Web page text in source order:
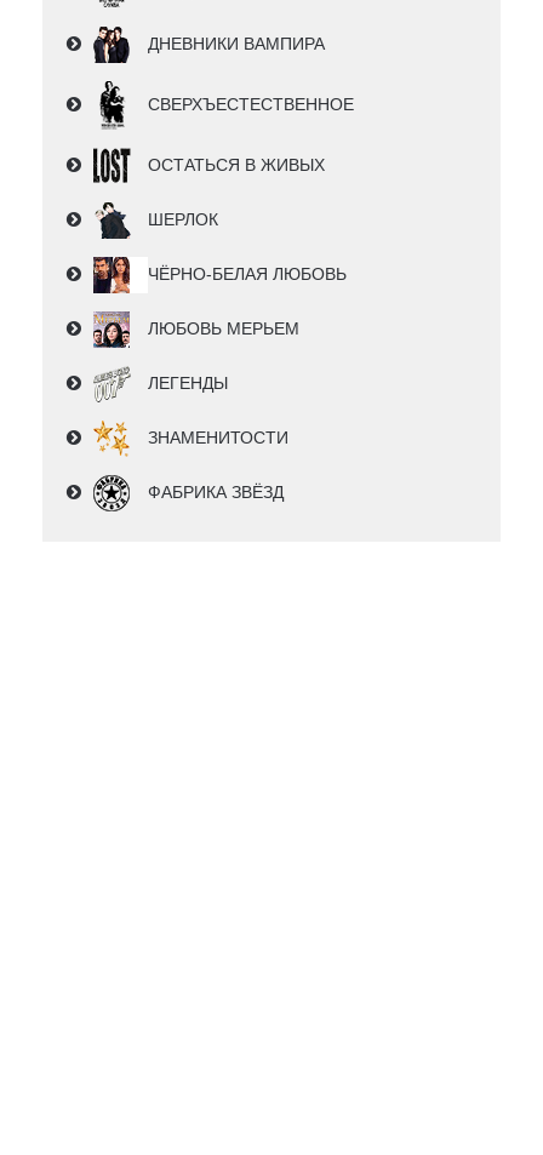
ДНЕВНИКИ ВАМПИРА
СВЕРХЪЕСТЕСТВЕННОЕ
ОСТАТЬСЯ В ЖИВЫХ
ШЕРЛОК
ЧЁРНО-БЕЛАЯ ЛЮБОВЬ
ЛЮБОВЬ МЕРЬЕМ
ЛЕГЕНДЫ
ЗНАМЕНИТОСТИ
ФАБРИКА ЗВЁЗД